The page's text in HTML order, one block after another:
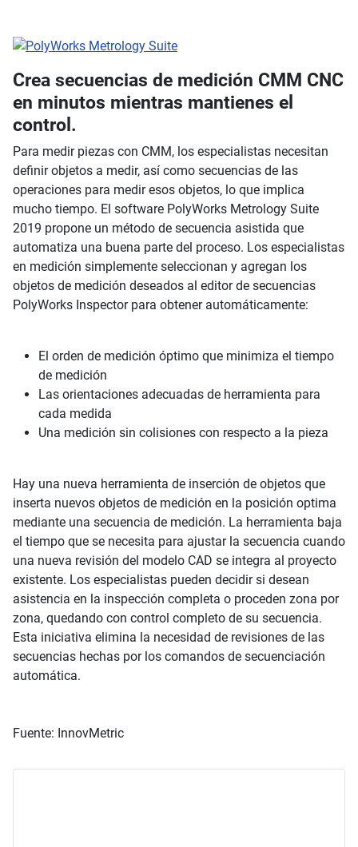
Crea secuencias de medición CMM CNC
en minutos mientras mantienes el
control.
Para medir piezas con CMM, los especialistas necesitan
definir objetos a medir, así como secuencias de las
operaciones para medir esos objetos, lo que implica
mucho tiempo. El software PolyWorks Metrology Suite
2019 propone un método de secuencia asistida que
automatiza una buena parte del proceso. Los especialistas
en medición simplemente seleccionan y agregan los
objetos de medición deseados al editor de secuencias
PolyWorks Inspector para obtener automáticamente:
El orden de medición óptimo que minimiza el tiempo
de medición
Las orientaciones adecuadas de herramienta para
cada medida
Una medición sin colisiones con respecto a la pieza
Hay una nueva herramienta de inserción de objetos que
inserta nuevos objetos de medición en la posición optima
mediante una secuencia de medición. La herramienta baja
el tiempo que se necesita para ajustar la secuencia cuando
una nueva revisión del modelo CAD se integra al proyecto
existente. Los especialistas pueden decidir si desean
asistencia en la inspección completa o proceden zona por
zona, quedando con control completo de su secuencia.
Esta iniciativa elimina la necesidad de revisiones de las
secuencias hechas por los comandos de secuenciación
automática.
Fuente: InnovMetric